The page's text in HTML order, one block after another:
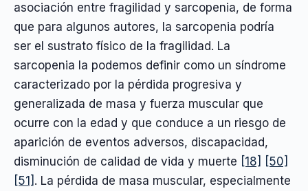
asociación entre fragilidad y sarcopenia, de forma
que para algunos autores, la sarcopenia podría
ser el sustrato físico de la fragilidad. La
sarcopenia la podemos definir como un síndrome
caracterizado por la pérdida progresiva y
generalizada de masa y fuerza muscular que
ocurre con la edad y que conduce a un riesgo de
aparición de eventos adversos, discapacidad,
disminución de calidad de vida y muerte [18] [50]
[51] . La pérdida de masa muscular, especialmente